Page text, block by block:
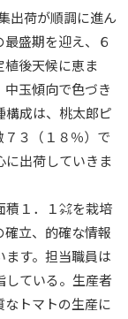
出荷が順調に進ん
盛期を迎え、６
植後天候に恵ま
玉傾向で色づき
構成は、桃太郎ピ
３（１８％）で
に出荷していきま
１．１㌶を栽培
確立、的確な情報
す。担当職員は
している。生産者
なトマトの生産に